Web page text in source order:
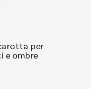
per
e ombre